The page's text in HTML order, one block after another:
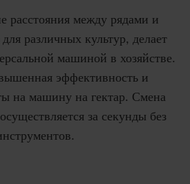
расстояния между рядами и
различных культур, делает
машиной в хозяйстве.
эффективность и
на машину на гектар. Смена
за секунды без